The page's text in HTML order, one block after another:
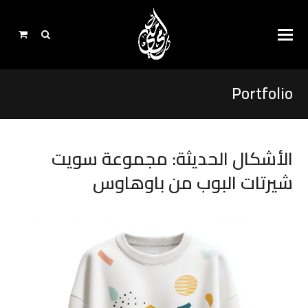
Portfolio
الأشكال الحديثة: مجموعة سويت
شيرتات البوب ​​من باوهاوس